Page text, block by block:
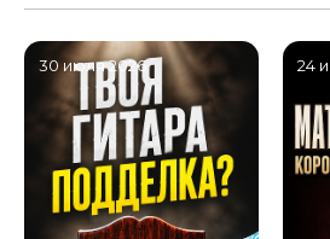
30 июля 2026 24